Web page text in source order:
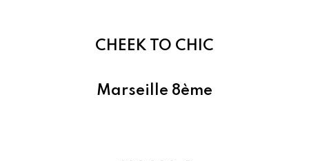
CHEEK TO CHIC
Marseille 8ème